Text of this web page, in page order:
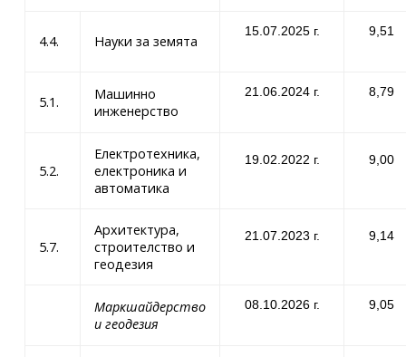
4.4. Науки за земята
15.07.2025 г. 9,51
5.1.
Машинно
инженерство
21.06.2024 г. 8,79
5.2.
Електротехника,
електроника и
автоматика
19.02.2022 г. 9,00
5.7.
Архитектура,
строителство и
геодезия
21.07.2023 г. 9,14
Маркшайдерство
и геодезия
08.10.2026 г. 9,05